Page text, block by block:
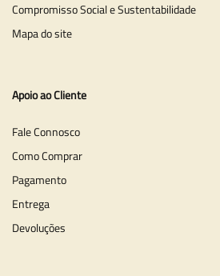
Compromisso Social e Sustentabilidade
Mapa do site
Apoio ao Cliente
Fale Connosco
Como Comprar
Pagamento
Entrega
Devoluções